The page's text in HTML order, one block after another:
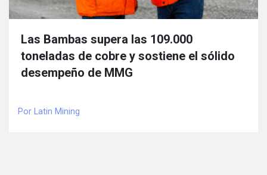
Las Bambas supera las 109.000
toneladas de cobre y sostiene el sólido
desempeño de MMG
Por Latin Mining